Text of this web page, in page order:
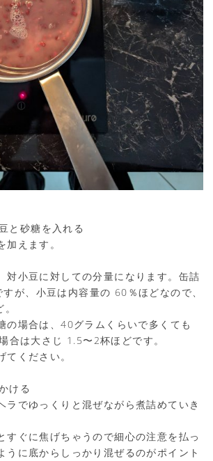
と砂糖を入れる
えます。
対小豆に対しての分量になります。缶詰
が、小豆は内容量の 60％ほどなので、
の場合は、40グラムくらいで多くても
合は大さじ 1.5〜2杯ほどです。
てください。
ける
ラでゆっくりと混ぜながら煮詰めていき
すぐに焦げちゃうので細心の注意を払っ
うに底からしっかり混ぜるのがポイント